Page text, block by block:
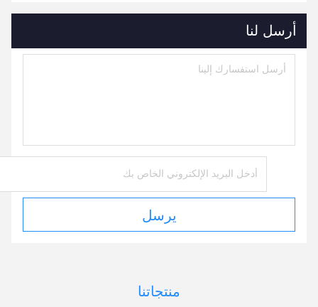
أرسل لنا
يرسل
منتجاتنا